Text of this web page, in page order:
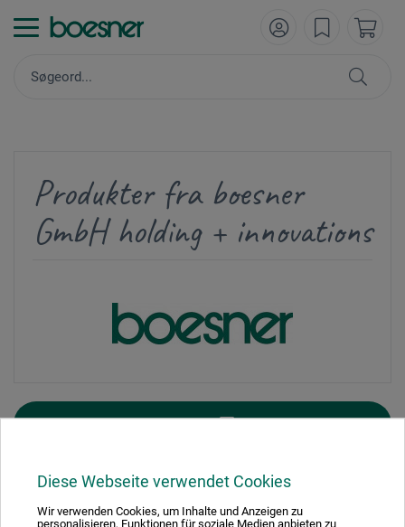
Diese Webseite verwendet Cookies
Wir verwenden Cookies, um Inhalte und Anzeigen zu
personalisieren, Funktionen für soziale Medien anbieten zu
Produkter fra boesner
GmbH holding + innovations